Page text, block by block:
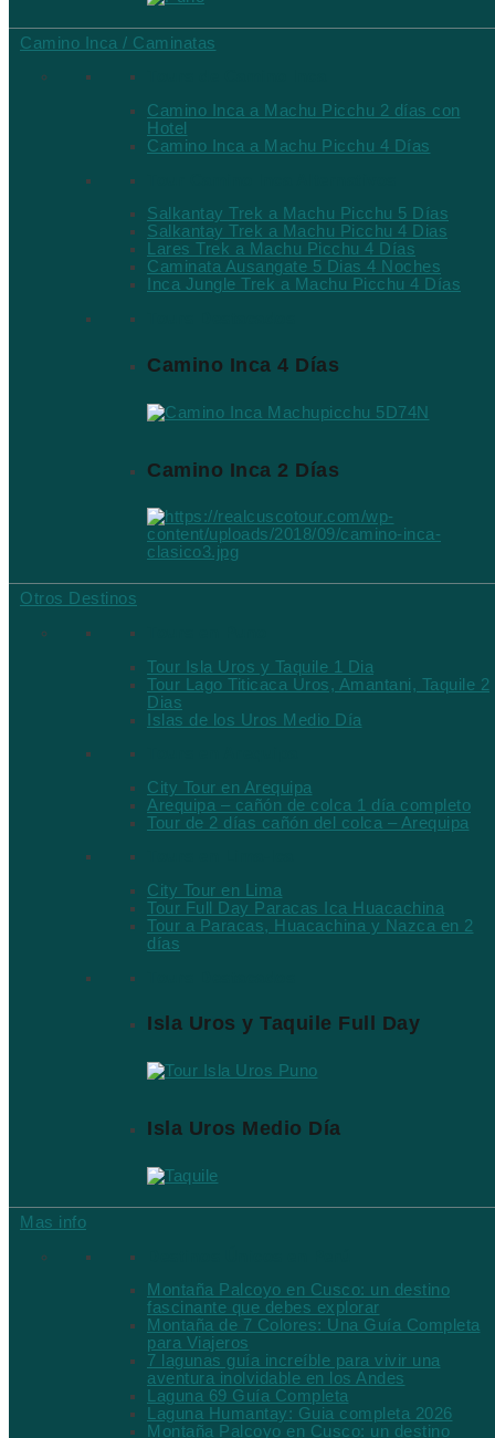
Camino Inca / Caminatas
Camino Inca a Machu Picchu 2 días con
Hotel
Camino Inca a Machu Picchu 4 Días
Salkantay Trek a Machu Picchu 5 Días
Salkantay Trek a Machu Picchu 4 Dias
Lares Trek a Machu Picchu 4 Días
Caminata Ausangate 5 Dias 4 Noches
Inca Jungle Trek a Machu Picchu 4 Días
Camino Inca 4 Días
Camino Inca 2 Días
Otros Destinos
Tour Isla Uros y Taquile 1 Dia
Tour Lago Titicaca Uros, Amantani, Taquile 2
Dias
Islas de los Uros Medio Día
City Tour en Arequipa
Arequipa – cañón de colca 1 día completo
Tour de 2 días cañón del colca – Arequipa
City Tour en Lima
Tour Full Day Paracas Ica Huacachina
Tour a Paracas, Huacachina y Nazca en 2
días
Isla Uros y Taquile Full Day
Isla Uros Medio Día
Mas info
Montaña Palcoyo en Cusco: un destino
fascinante que debes explorar
Montaña de 7 Colores: Una Guía Completa
para Viajeros
7 lagunas guía increíble para vivir una
aventura inolvidable en los Andes
Laguna 69 Guía Completa
Laguna Humantay: Guia completa 2026
Montaña Palcoyo en Cusco: un destino